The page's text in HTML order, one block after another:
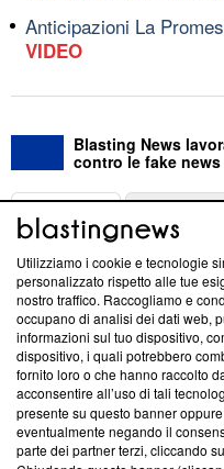
Anticipazioni La
VIDEO
Blasting News
contro le fake news
ABOUT
Questa sezione offre
News, sui nostri processi
creare news di qualità.
‘Trust Project - News with
ancora membro del
parte; Trust Project non ha
conformità agli standard.
Su di noi
Utilizziamo i cookie e tecnologie
personalizzato rispetto alle tue
nostro traffico. Raccogliamo e
occupano di analisi dei dati web,
informazioni sul tuo dispositivo,
dispositivo, i quali potrebbero
fornito loro o che hanno raccolto
acconsentire all’uso di tali
presente su questo banner
eventualmente negando il
parte dei partner terzi, cliccando